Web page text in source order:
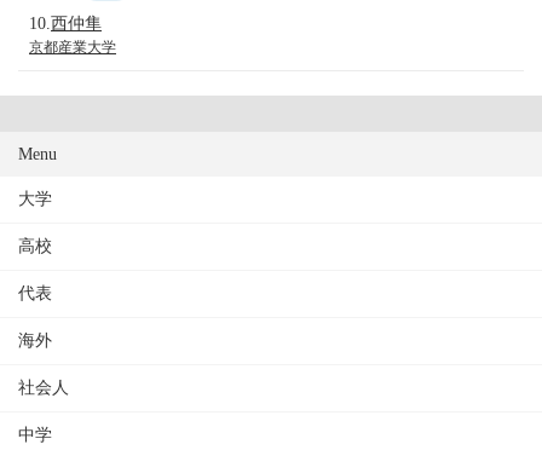
10. 西仲隼
京都産業大学
Menu
大学
高校
代表
海外
社会人
中学